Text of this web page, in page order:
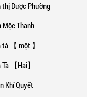
thị Dược Phường
Mộc Thanh
tà 【 một 】
【Hai】
Khí Quyết